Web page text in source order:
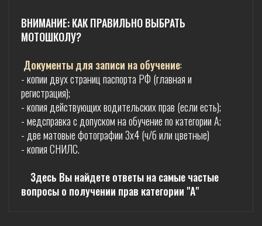
ВНИМАНИЕ: КАК ПРАВИЛЬНО ВЫБРАТЬ
МОТОШКОЛУ?
Документы для записи на обучение:
- копии двух страниц паспорта РФ (главная и
регистрация);
- копия действующих водительских прав (если есть);
- медсправка с допуском на обучение по категории А;
- две матовые фотографии 3х4 (ч/б или цветные)
- копия СНИЛС.
Здесь Вы найдете ответы на самые частые
вопросы о получении прав категории "А"